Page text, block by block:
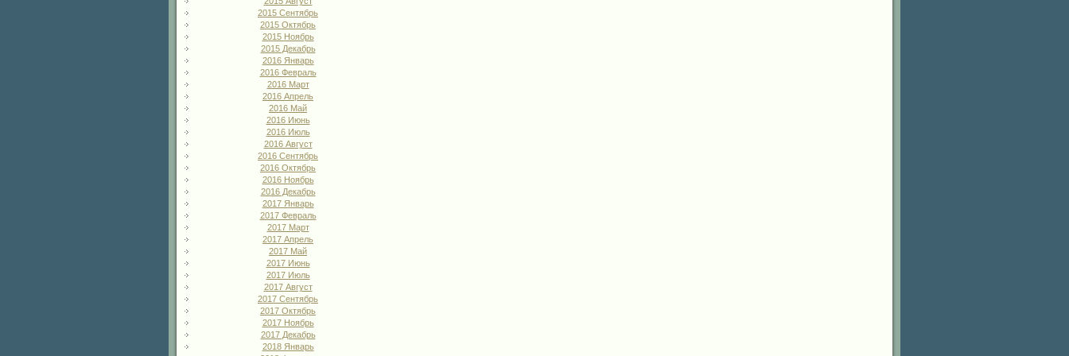
2015 Сентябрь
2015 Октябрь
2015 Ноябрь
2015 Декабрь
2016 Январь
2016 Февраль
2016 Март
2016 Апрель
2016 Май
2016 Июнь
2016 Июль
2016 Август
2016 Сентябрь
2016 Октябрь
2016 Ноябрь
2016 Декабрь
2017 Январь
2017 Февраль
2017 Март
2017 Апрель
2017 Май
2017 Июнь
2017 Июль
2017 Август
2017 Сентябрь
2017 Октябрь
2017 Ноябрь
2017 Декабрь
2018 Январь